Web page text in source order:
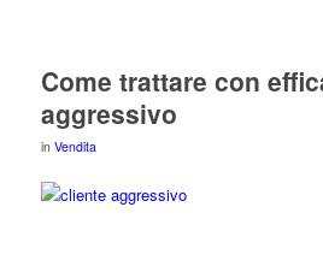
Come trattare con
aggressivo
in Vendita